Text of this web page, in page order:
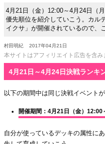
4月21日（金）12:00～4月24日（
優先順位を紹介していこう。カル
イクサ」が開催されているので、
村田明紀 2017年04月21日
本サイトはアフィリエイト広告を含み
4月21日～4月24日決戦ランキ
以下の期間中は同じ決戦イベント
開催期間：4月21日（金）
自分が使っているデッキの属性に